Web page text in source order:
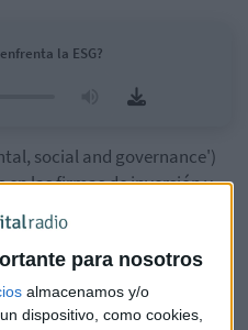
para nosotros
almacenamos y/o
dispositivo, como cookies,
la ESG?
social and governance')
las firmas de inversión y
de las empresas.
comentaJaime Abella,
Managers
más allá y hacer un mundo